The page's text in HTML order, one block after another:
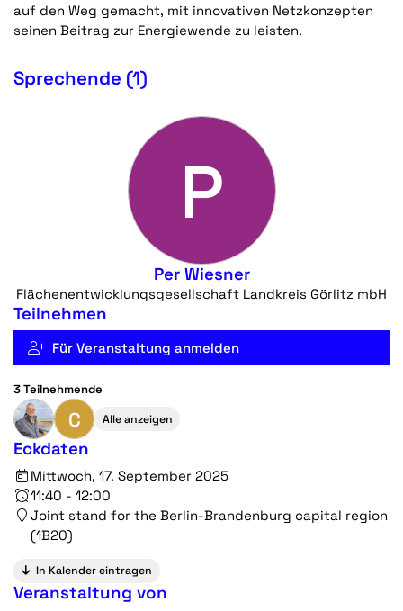
auf den Weg gemacht, mit innovativen Netzkonzepten
seinen Beitrag zur Energiewende zu leisten.
Sprechende (1)
P
Per Wiesner
Flächenentwicklungsgesellschaft Landkreis Görlitz mbH
Teilnehmen
Für Veranstaltung anmelden
3 Teilnehmende
C Alle anzeigen
Eckdaten
Mittwoch, 17. September 2025
11:40 - 12:00
Joint stand for the Berlin-Brandenburg capital region
(1B20)
In Kalender eintragen
Veranstaltung von